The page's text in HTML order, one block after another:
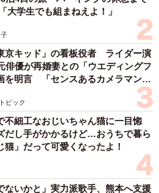
大学生でも組まねえよ！」
京キッド」の看板役者 ライダー演
俳優が再婚妻との「ウエディングフ
を明言 「センスあるカメラマン求
ピック
不細工なおじいちゃん猫に一目惚
し手がかかるけど…おうちで暮ら
猫」だって可愛くなったよ！
ないかと」実力派歌手、熊本へ支援